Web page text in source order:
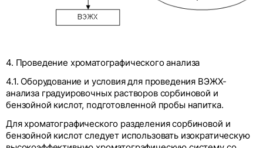
4. Проведение хроматографического анализа
4.1. Оборудование и условия для проведения ВЭЖХ-
анализа градуировочных растворов сорбиновой и
бензойной кислот, подготовленной пробы напитка.
Для хроматографического разделения сорбиновой и
бензойной кислот следует использовать изократическую